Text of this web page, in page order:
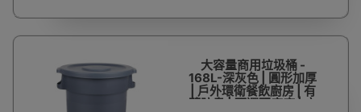
大容量商用垃圾桶 -
168L-深灰色 | 圓形加厚
| 戶外環衛餐飲廚房 | 有
蓋防臭 | 可選配底座 | 方